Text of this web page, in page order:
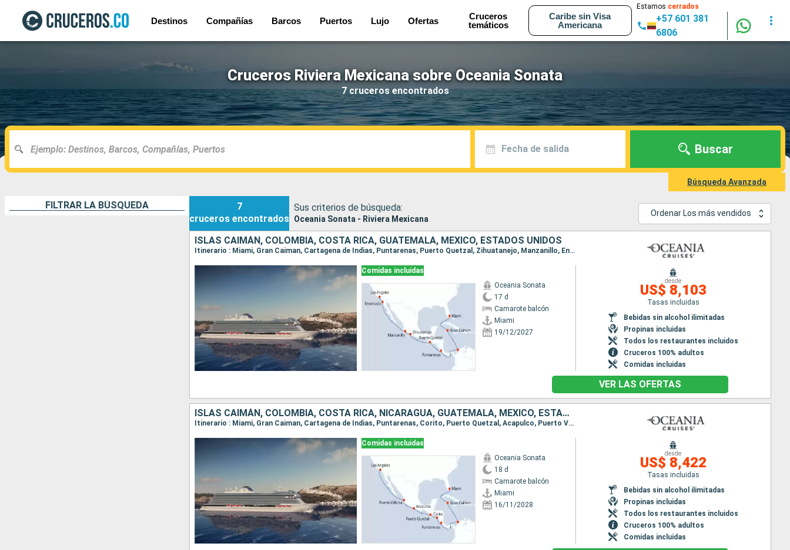
Destinos Compañías Barcos Puertos Lujo Ofertas
Cruceros
temáticos
Caribe sin Visa
Americana
Estamos cerrados
+57 601 381
6806
Cruceros Riviera Mexicana sobre Oceania Sonata
7 cruceros encontrados
Fecha de salida Buscar
Búsqueda Avanzada
FILTRAR LA BÚSQUEDA
7
cruceros encontrados
Sus criterios de búsqueda:
Oceania Sonata - Riviera Mexicana
Ordenar Los más vendidos
ISLAS CAIMÁN, COLOMBIA, COSTA RICA, GUATEMALA, MÉXICO, ESTADOS UNIDOS
Itinerario : Miami, Gran Caiman, Cartagena de Indias, Puntarenas, Puerto Quetzal, Zihuatanejo, Manzanillo, Ensenada, Los Angeles
Comidas incluidas
Oceania Sonata
17 d
Camarote balcón
Miami
19/12/2027
desde
US$ 8,103
Tasas incluidas
Bebidas sin alcohol ilimitadas
Propinas incluidas
Todos los restaurantes incluidos
Cruceros 100% adultos
Comidas incluidas
VER LAS OFERTAS
ISLAS CAIMÁN, COLOMBIA, COSTA RICA, NICARAGUA, GUATEMALA, MÉXICO, ESTADOS UNIDOS
Itinerario : Miami, Gran Caiman, Cartagena de Indias, Puntarenas, Corito, Puerto Quetzal, Acapulco, Puerto Vallarta, Los Angeles
Comidas incluidas
Oceania Sonata
18 d
Camarote balcón
Miami
16/11/2028
desde
US$ 8,422
Tasas incluidas
Bebidas sin alcohol ilimitadas
Propinas incluidas
Todos los restaurantes incluidos
Cruceros 100% adultos
Comidas incluidas